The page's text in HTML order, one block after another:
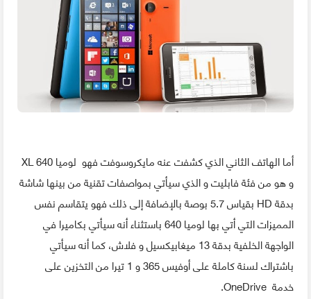
أما الهاتف الثاني الذي كشفت عنه مايكروسوفت فهو لوميا 640 XL
و هو من فئة فابليت و الذي سيأتي بمواصفات تقنية من بينها شاشة
بدقة HD بقياس 5.7 بوصة بالإضافة إلى ذلك فهو يتقاسم نفس
المميزات التي أتي بها لوميا 640 باستثناء أنه سيأتي بكاميرا في
الواجهة الخلفية بدقة 13 ميغابيكسيل و فلاش، كما أنه سيأتي
باشتراك لسنة كاملة على أوفيس 365 و 1 تيرا من التخزين على
خدمة OneDrive.